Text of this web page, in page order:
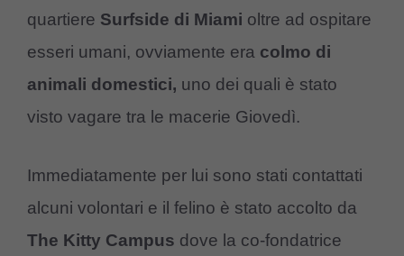
quartiere Surfside di Miami oltre ad ospitare
esseri umani, ovviamente era colmo di
animali domestici, uno dei quali è stato
visto vagare tra le macerie Giovedì.
Immediatamente per lui sono stati contattati
alcuni volontari e il felino è stato accolto da
The Kitty Campus dove la co-fondatrice